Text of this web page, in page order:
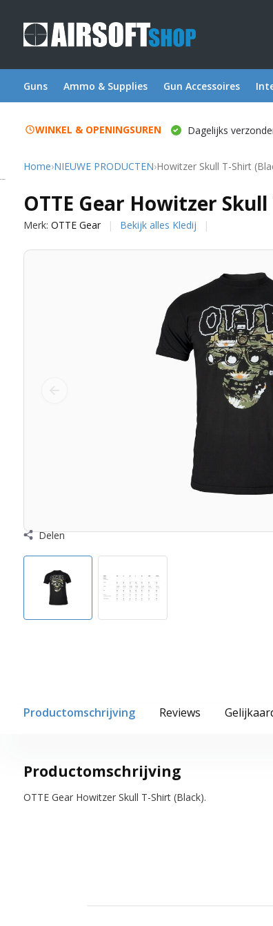
Guns Ammo & Supplies Gun Accessoires
WINKEL & OPENINGSUREN Dagelijks
Home›NIEUWE PRODUCTEN›Howitzer Skull T-Shirt
OTTE Gear Howitzer
Merk: OTTE Gear Bekijk alles Kledij
Delen
Productomschrijving Reviews
Productomschrijving
OTTE Gear Howitzer Skull T-Shirt (Black).